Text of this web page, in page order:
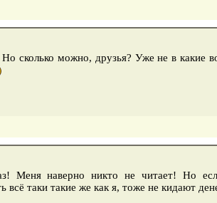
сколько можно, друзья? Уже не в какие
Меня наверно никто не читает! Но
всё таки такие же как я, тоже не кидают